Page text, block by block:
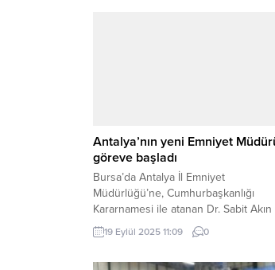
Antalya’nın yeni Emniyet
göreve başladı
Bursa’da Antalya İl Emniyet
Müdürlüğü’ne, Cumhurbaşkanlığı
Kararnamesi ile atanan Dr. Sabit Akın
Zaimoğlu, görevine resmen başladı.
ANTALYA (İGFA) – Antalya İl Emniyet
19 Eylül 2025 11:09 0